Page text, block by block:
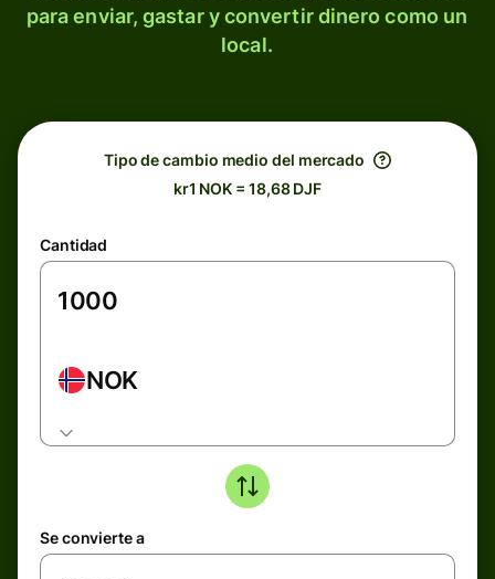
para enviar, gastar y convertir dinero como un
local.
Tipo de cambio medio del mercado
kr1 NOK = 18,68 DJF
Cantidad
NOK
Se convierte a